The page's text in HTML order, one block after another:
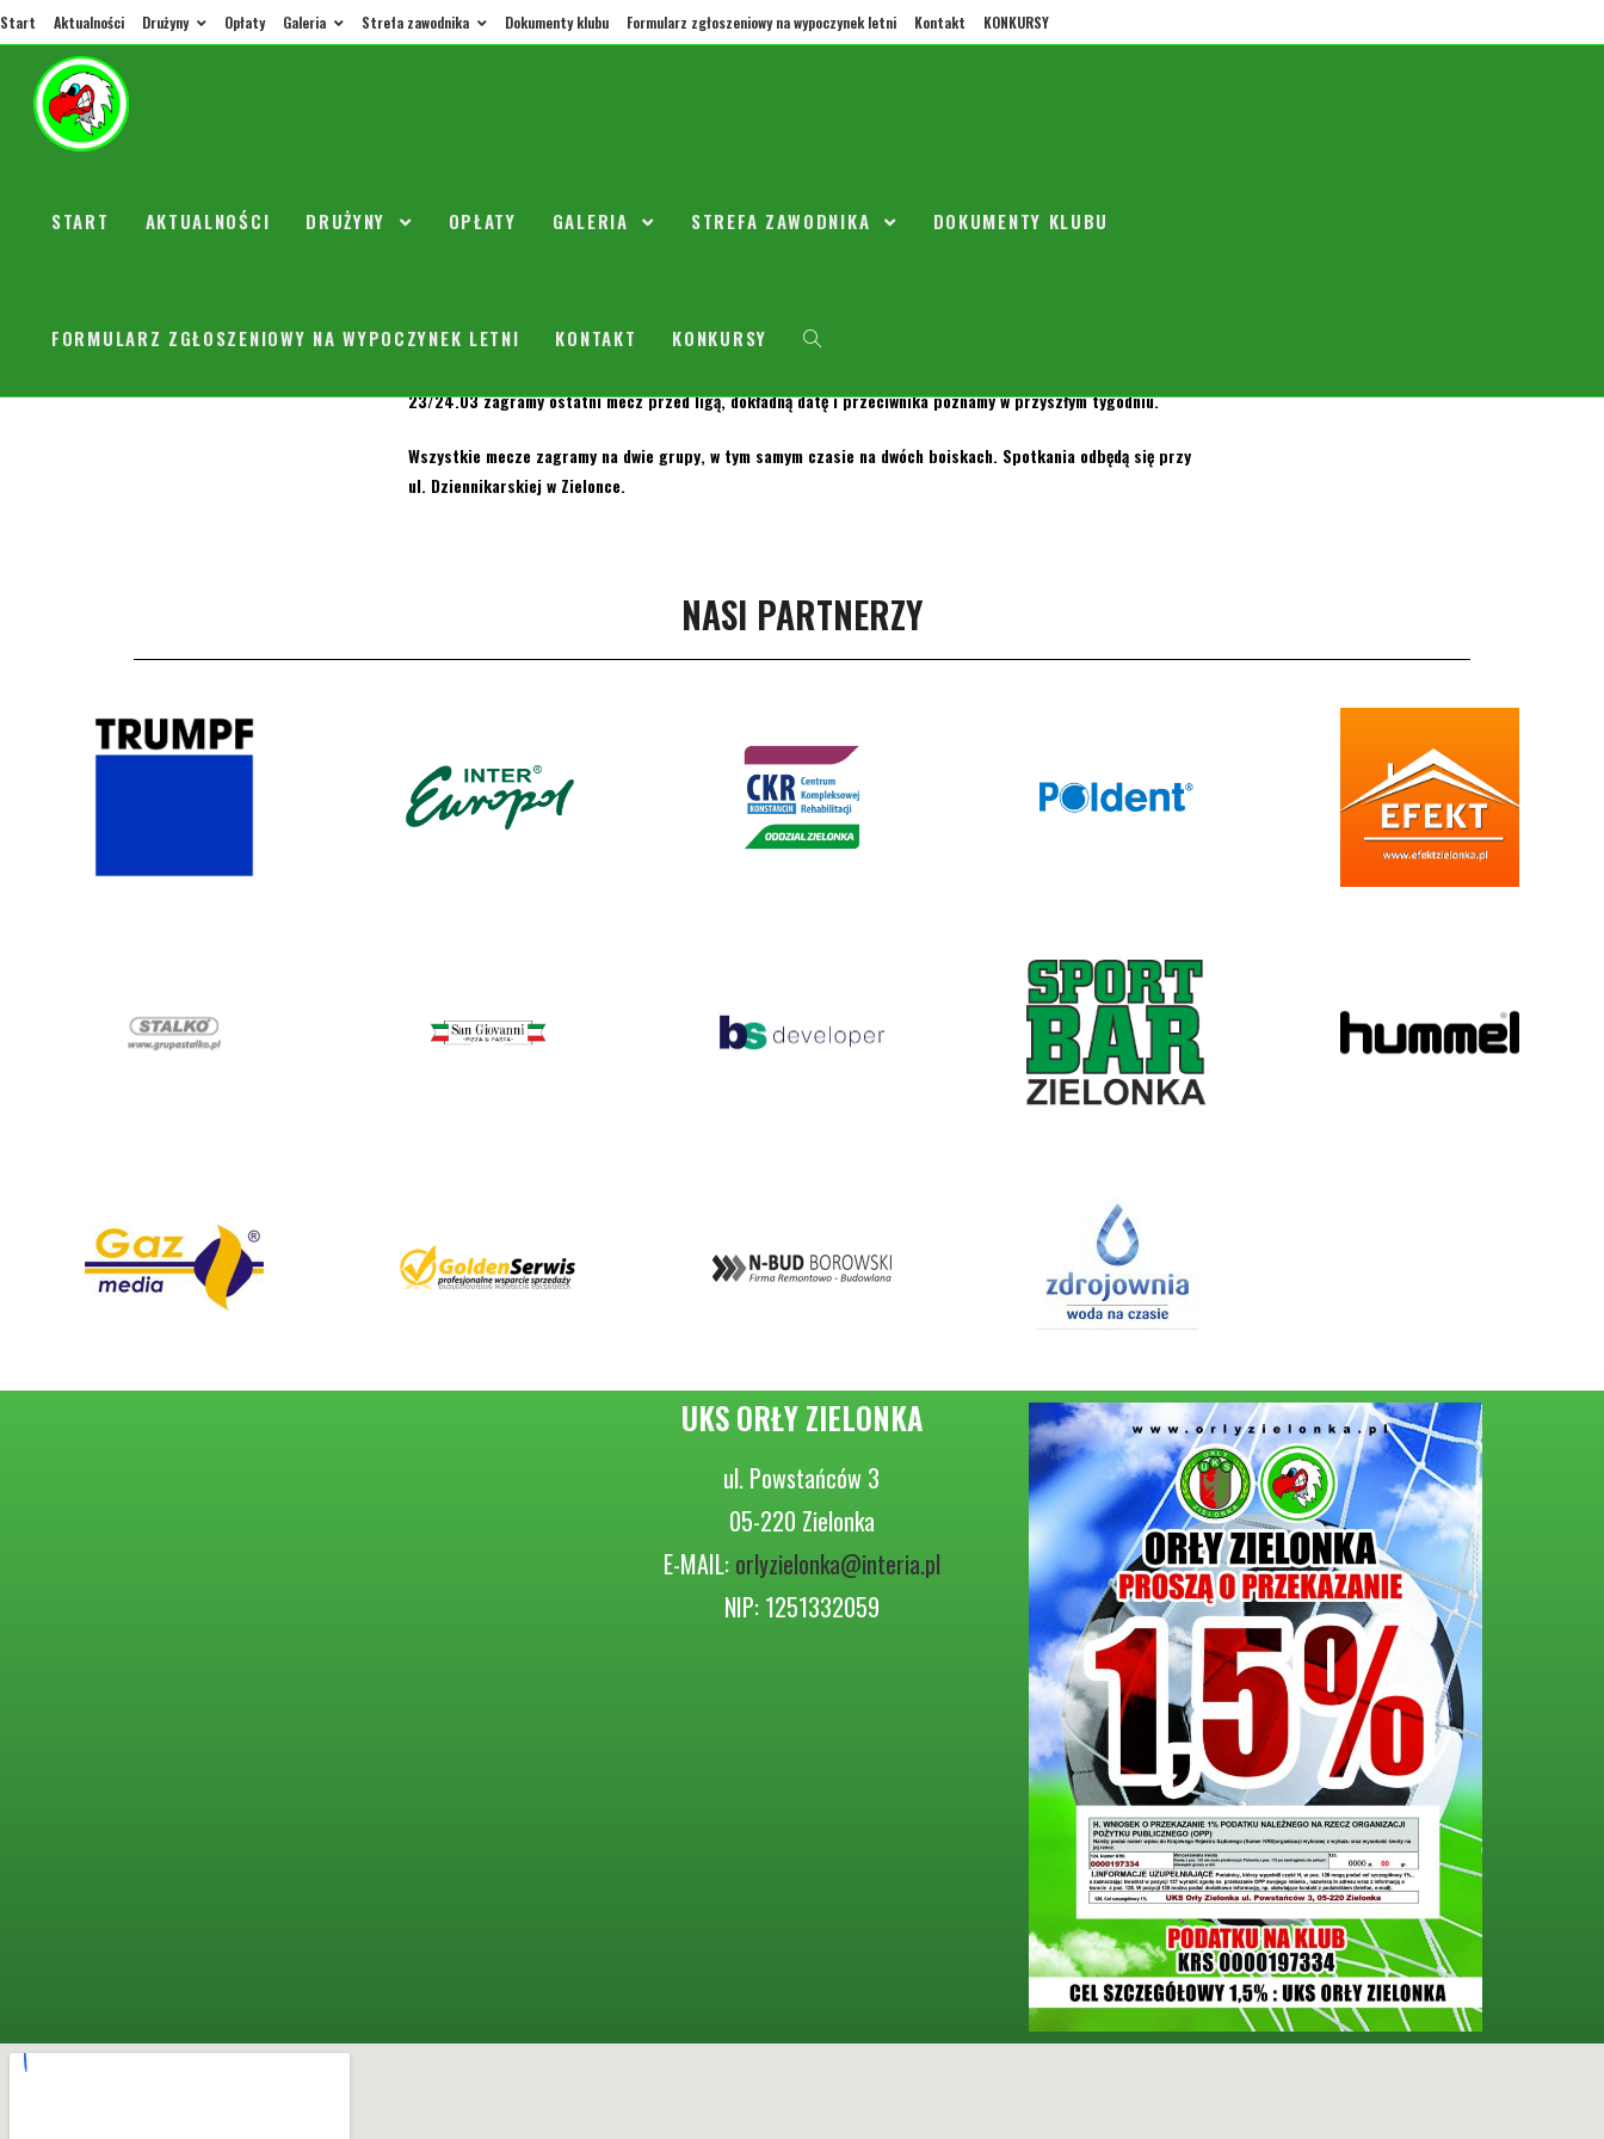
Start Aktualności Drużyny Opłaty Galeria Strefa zawodnika Dokumenty klubu Formularz zgłoszeniowy na wypoczynek letni Kontakt KONKURSY
START AKTUALNOŚCI DRUŻYNY OPŁATY GALERIA STREFA ZAWODNIKA DOKUMENTY KLUBU
FORMULARZ ZGŁOSZENIOWY NA WYPOCZYNEK LETNI KONTAKT KONKURSY
16.03 10:00 Orły – Victoria Sulejówek
23/24.03 zagramy ostatni mecz przed ligą, dokładną datę i przeciwnika poznamy w przyszłym tygodniu.
Wszystkie mecze zagramy na dwie grupy, w tym samym czasie na dwóch boiskach. Spotkania odbędą się przy
ul. Dziennikarskiej w Zielonce.
NASI PARTNERZY
UKS ORŁY ZIELONKA
ul. Powstańców 3
05-220 Zielonka
E-MAIL: orlyzielonka@interia.pl
NIP: 1251332059